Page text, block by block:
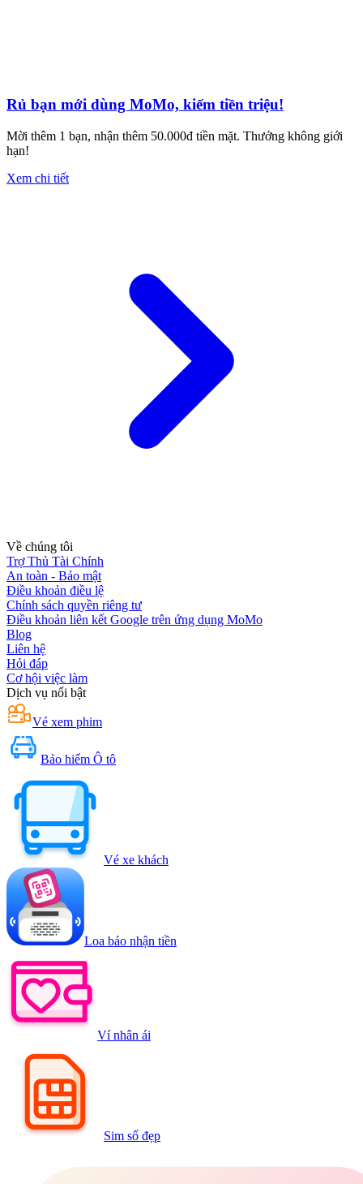
Rủ bạn mới dùng MoMo, kiếm tiền triệu!
Mời thêm 1 bạn, nhận thêm 50.000đ tiền mặt. Thưởng không giới
hạn!
Xem chi tiết
Về chúng tôi
Trợ Thủ Tài Chính
An toàn - Bảo mật
Điều khoản điều lệ
Chính sách quyền riêng tư
Điều khoản liên kết Google trên ứng dụng MoMo
Blog
Liên hệ
Hỏi đáp
Cơ hội việc làm
Dịch vụ nổi bật
Vé xem phim
Bảo hiểm Ô tô
Vé xe khách
Loa báo nhận tiền
Ví nhân ái
Sim số đẹp